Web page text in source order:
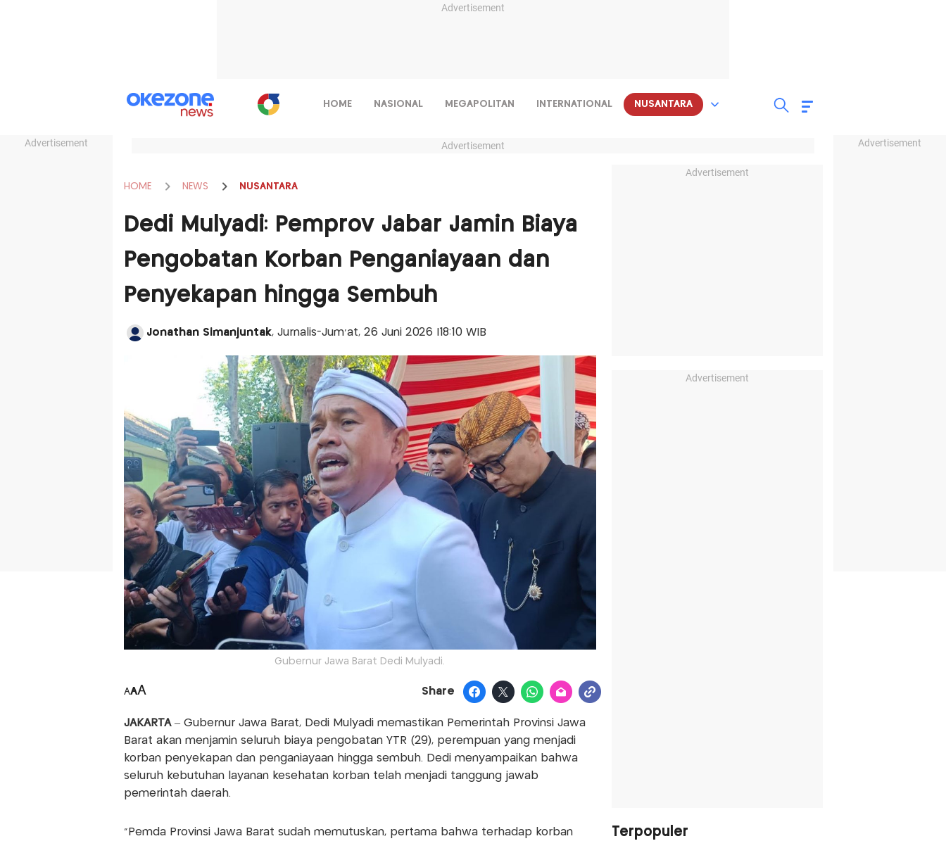
Advertisement
Advertisement Advertisement
HOME NASIONAL MEGAPOLITAN INTERNATIONAL NUSANTARA
Advertisement
HOME NEWS NUSANTARA
Dedi Mulyadi: Pemprov Jabar Jamin Biaya
Pengobatan Korban Penganiayaan dan
Penyekapan hingga Sembuh
Jonathan Simanjuntak, Jurnalis-Jum'at, 26 Juni 2026 |18:10 WIB
Gubernur Jawa Barat Dedi Mulyadi.
AAA Share
JAKARTA – Gubernur Jawa Barat, Dedi Mulyadi memastikan Pemerintah Provinsi Jawa
Barat akan menjamin seluruh biaya pengobatan YTR (29), perempuan yang menjadi
korban penyekapan dan penganiayaan hingga sembuh. Dedi menyampaikan bahwa
seluruh kebutuhan layanan kesehatan korban telah menjadi tanggung jawab
pemerintah daerah.
"Pemda Provinsi Jawa Barat sudah memutuskan, pertama bahwa terhadap korban
Advertisement
Advertisement
Terpopuler